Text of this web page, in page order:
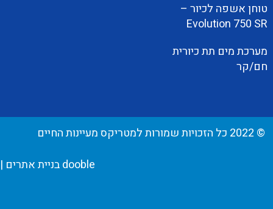
טוחן אשפה לכיור –
Evolution 750 SR
מערכת מים תת כיורית
חם/קר
© 2022 כל הזכויות שמורות למטריקס מעיינות החיים
dooble בניית אתרים
|